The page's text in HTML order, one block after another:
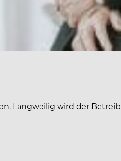
Langweilig wird der